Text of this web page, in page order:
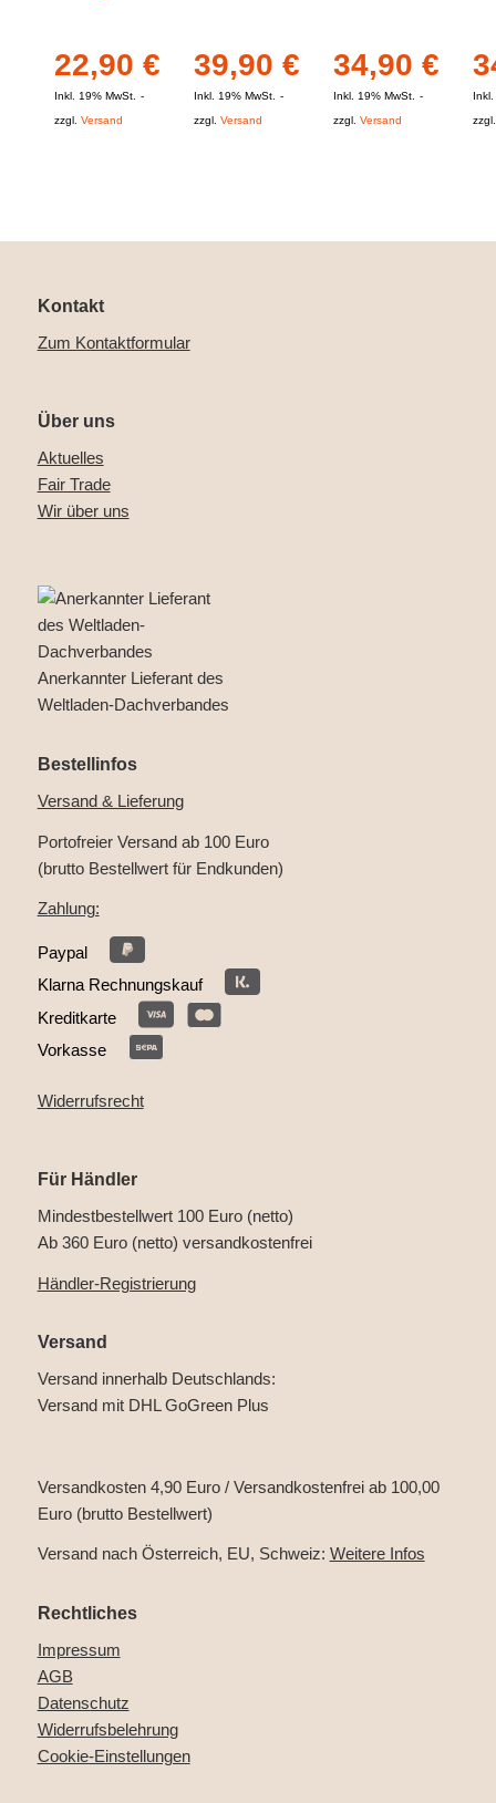
22,90 €
Inkl. 19% MwSt.
zzgl. Versand
39,90 €
Inkl. 19% MwSt.
zzgl. Versand
34,90 €
Inkl. 19% MwSt.
zzgl. Versand
Kontakt
Zum Kontaktformular
Über uns
Aktuelles
Fair Trade
Wir über uns
Anerkannter Lieferant des
Weltladen-Dachverbandes
Bestellinfos
Versand & Lieferung
Portofreier Versand ab 100 Euro
(brutto Bestellwert für Endkunden)
Zahlung:
Paypal
Klarna Rechnungskauf
Kreditkarte
Vorkasse
Widerrufsrecht
Für Händler
Mindestbestellwert 100 Euro (netto)
Ab 360 Euro (netto) versandkostenfrei
Händler-Registrierung
Versand
Versand innerhalb Deutschlands:
Versand mit DHL GoGreen Plus
Versandkosten 4,90 Euro / Versandkostenfrei ab 100,00
Euro (brutto Bestellwert)
Versand nach Österreich, EU, Schweiz: Weitere Infos
Rechtliches
Impressum
AGB
Datenschutz
Widerrufsbelehrung
Cookie-Einstellungen